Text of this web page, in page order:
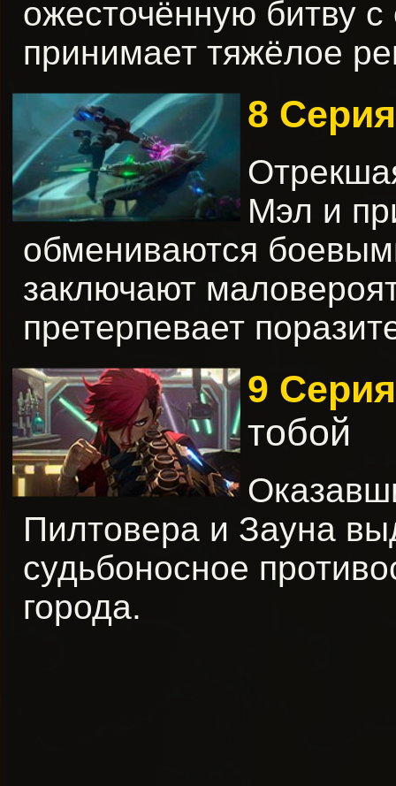
ожесточённую битву
принимает тяжёлое
8 Серия
Мэл и
обмениваются
заключают
претерпевает
9 Серия
тобой
Пилтовера и Зауна
судьбоносное
города.